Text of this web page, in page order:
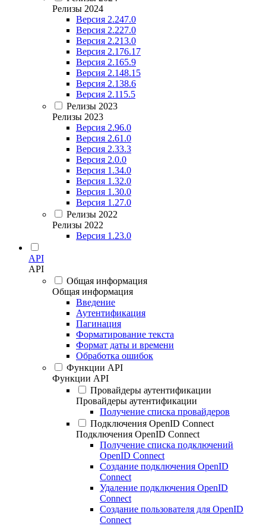
Релизы 2024
Версия 2.247.0
Версия 2.227.0
Версия 2.213.0
Версия 2.176.17
Версия 2.165.9
Версия 2.148.15
Версия 2.138.6
Версия 2.115.5
Релизы 2023
Релизы 2023
Версия 2.96.0
Версия 2.61.0
Версия 2.33.3
Версия 2.0.0
Версия 1.34.0
Версия 1.32.0
Версия 1.30.0
Версия 1.27.0
Релизы 2022
Релизы 2022
Версия 1.23.0
API
API
Общая информация
Общая информация
Введение
Аутентификация
Пагинация
Форматирование текста
Формат даты и времени
Обработка ошибок
Функции API
Функции API
Провайдеры аутентификации
Провайдеры аутентификации
Получение списка провайдеров
Подключения OpenID Connect
Подключения OpenID Connect
Получение списка подключений
OpenID Connect
Создание подключения OpenID
Connect
Удаление подключения OpenID
Connect
Создание пользователя для OpenID
Connect